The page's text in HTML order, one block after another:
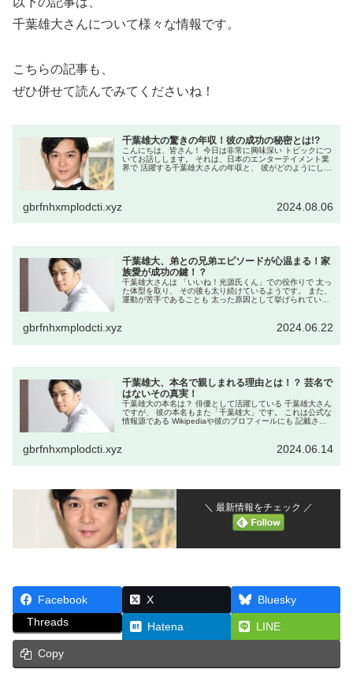
千葉雄大さんについて様々な情報です。
こちらの記事も、
ぜひ併せて読んでみてくださいね！
千葉雄大の驚きの年収！彼の成功の秘密とは!?
こんにちは、皆さん！ 今日は非常に興味深い トピックにつ
いてお話しします。 それは、日本のエンターテイメント業
界で 活躍する千葉雄大さんの年収と、 彼がどのようにして
gbrfnhxmplodcti.xyz 2024.08.06
千葉雄大、弟との兄弟エピソードが心温まる！家
族愛が成功の鍵！？
千葉雄大さんは 「いいね！光源氏くん」での役作りで 太っ
た体型を取り、 その後も太り続けているようです。 また、
運動が苦手であることも 太った原因として挙げられていま
gbrfnhxmplodcti.xyz 2024.06.22
千葉雄大、本名で親しまれる理由とは！？ 芸名で
はないその真実！
千葉雄大の本名は？ 俳優として活躍している 千葉雄大さん
ですが、 彼の本名もまた「千葉雄大」です。 これは公式な
情報源である Wikipediaや彼のプロフィールにも 記載され
gbrfnhxmplodcti.xyz 2024.06.14
＼ 最新情報をチェック ／
Facebook X
Bluesky
Threads
Hatena LINE
Copy